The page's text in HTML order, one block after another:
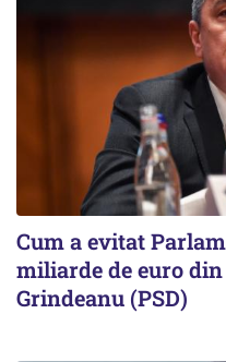
Cum a evitat
miliarde de euro
Grindeanu (PSD)